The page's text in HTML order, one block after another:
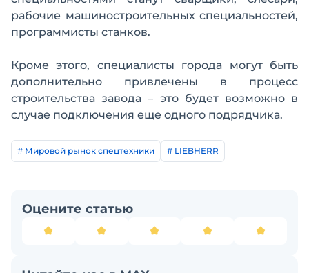
рабочие машиностроительных специальностей,
программисты станков.
Кроме этого, специалисты города могут быть
дополнительно привлечены в процесс
строительства завода – это будет возможно в
случае подключения еще одного подрядчика.
# Мировой рынок спецтехники # LIEBHERR
Оцените статью